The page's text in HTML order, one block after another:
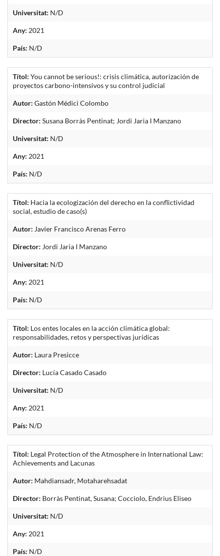
Universitat: N/D
Any: 2021
País: N/D
Títol: You cannot be serious!: crisis climática, autorización de
proyectos carbono-intensivos y su control judicial
Autor: Gastón Médici Colombo
Director: Susana Borràs Pentinat; Jordi Jaria I Manzano
Universitat: N/D
Any: 2021
País: N/D
Títol: Hacia la ecologización del derecho en la conflictividad
social, estudio de caso(s)
Autor: Javier Francisco Arenas Ferro
Director: Jordi Jaria I Manzano
Universitat: N/D
Any: 2021
País: N/D
Títol: Los entes locales en la acción climática global:
responsabilidades, retos y perspectivas jurídicas
Autor: Laura Presicce
Director: Lucía Casado Casado
Universitat: N/D
Any: 2021
País: N/D
Títol: Legal Protection of the Atmosphere in International Law:
Achievements and Lacunas
Autor: Mahdiansadr, Motaharehsadat
Director: Borràs Pentinat, Susana; Cocciolo, Endrius Eliseo
Universitat: N/D
Any: 2021
País: N/D